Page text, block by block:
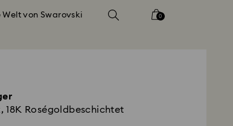
Welt von Swarovski 0
18K Roségoldbeschichtet